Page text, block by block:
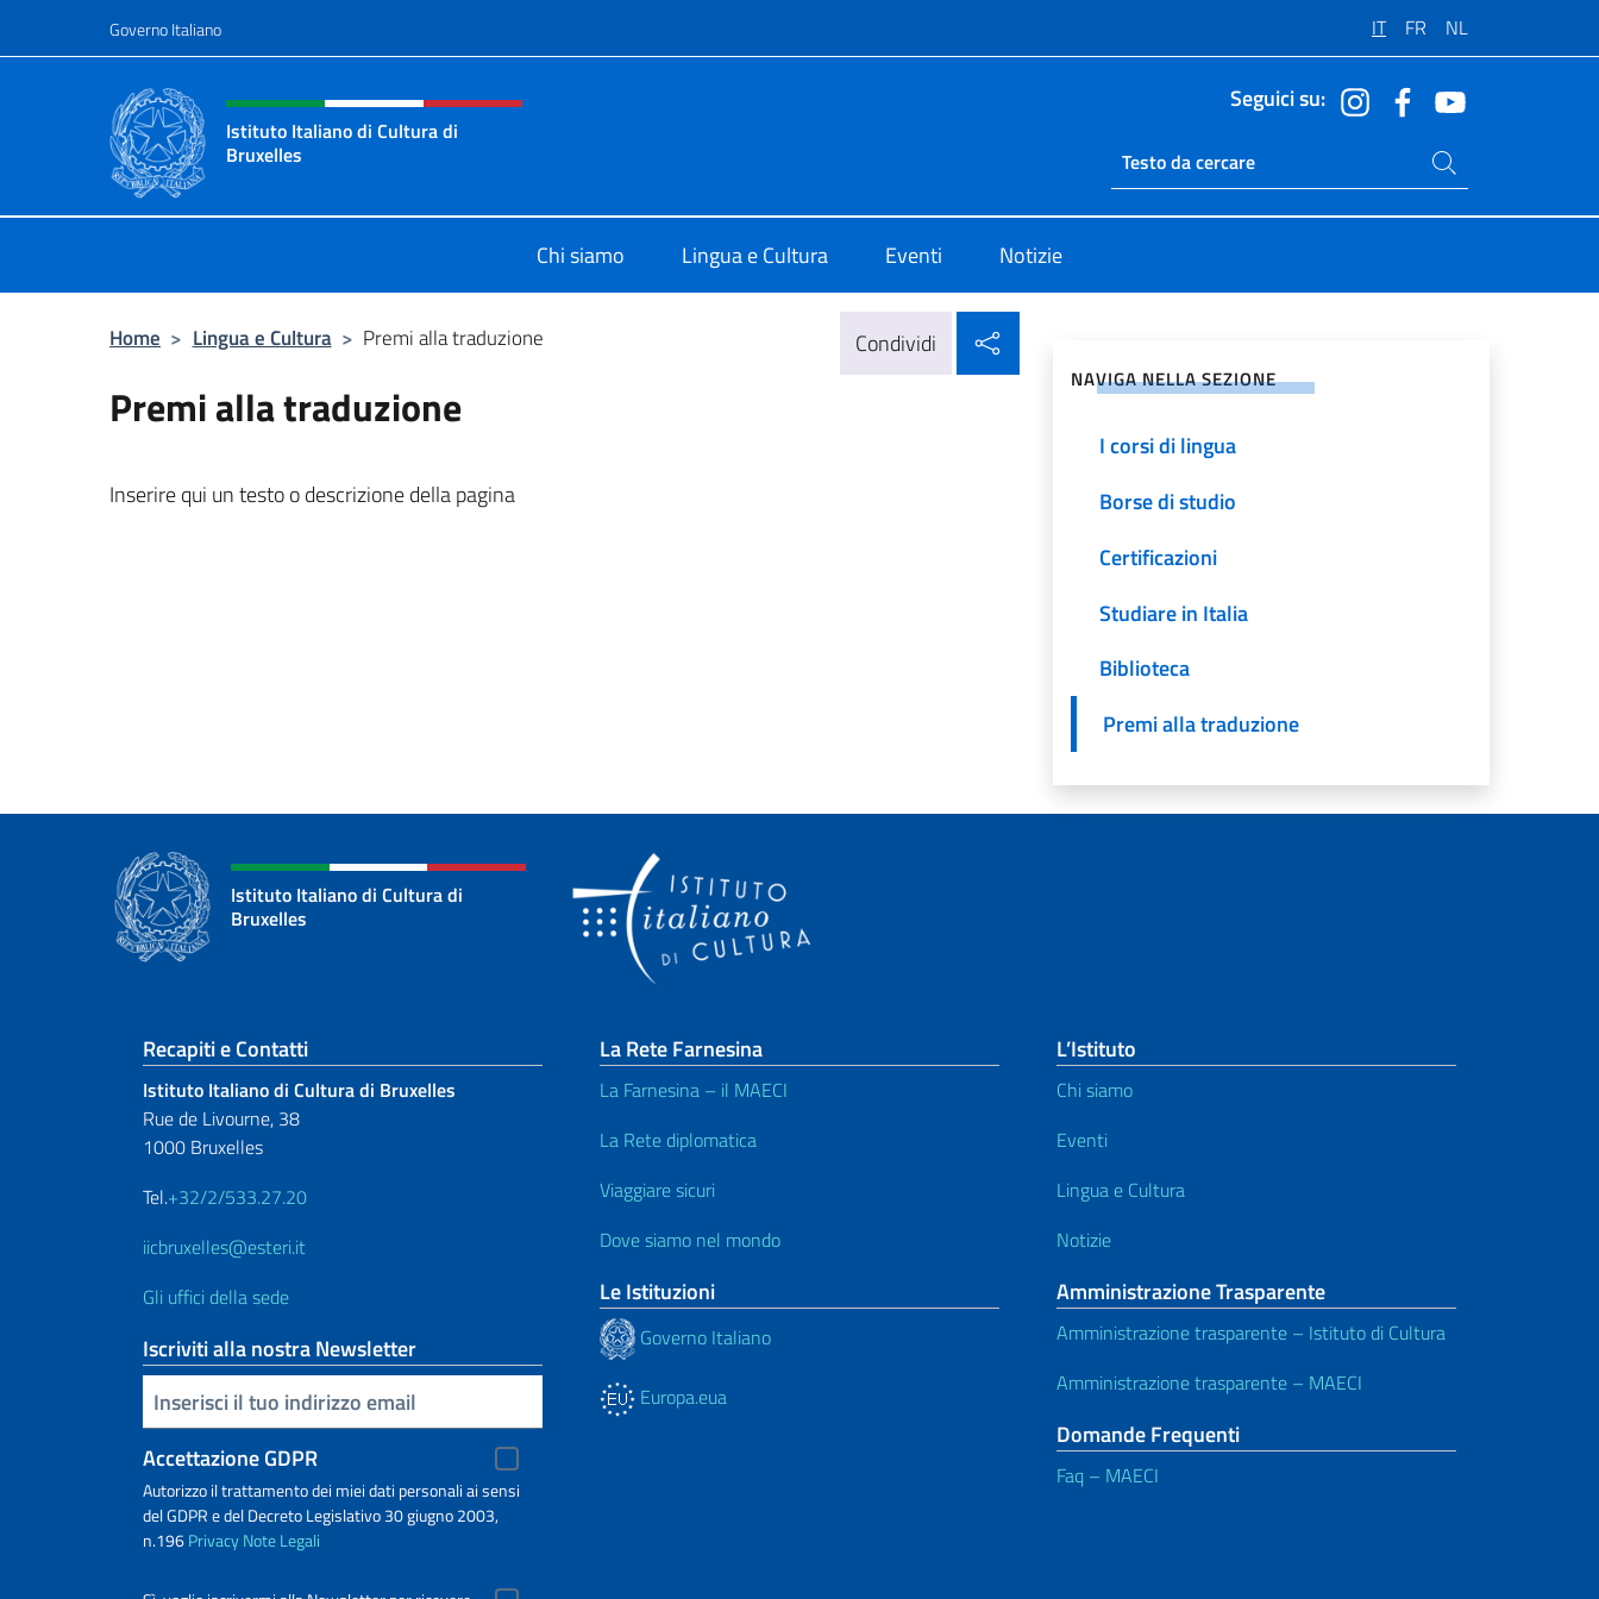
Governo Italiano IT FR NL
Intestazione sito, social e menù
Istituto Italiano di Cultura di
Bruxelles
Seguici su:
Ricerca sito live
Cerca nel sito
Chi siamo Lingua e Cultura Eventi Notizie
Home > Lingua e Cultura > Premi alla traduzione Condividi
Premi alla traduzione
Inserire qui un testo o descrizione della pagina
NAVIGA NELLA SEZIONE
I corsi di lingua
Borse di studio
Certificazioni
Studiare in Italia
Biblioteca
Premi alla traduzione
Istituto Italiano di Cultura di
Bruxelles
Sezione footer
Recapiti e Contatti
Istituto Italiano di Cultura di Bruxelles
Rue de Livourne, 38
1000 Bruxelles
Tel.+32/2/533.27.20
iicbruxelles@esteri.it
Gli uffici della sede
Iscriviti alla nostra Newsletter
Inserisci la tua email
Accettazione GDPR
Autorizzo il trattamento dei miei dati personali ai sensi
del GDPR e del Decreto Legislativo 30 giugno 2003,
n.196PrivacyNote Legali
La Rete Farnesina
La Farnesina – il MAECI
La Rete diplomatica
Viaggiare sicuri
Dove siamo nel mondo
Le Istituzioni
Governo Italiano
Europa.eua
L’Istituto
Chi siamo
Eventi
Lingua e Cultura
Notizie
Amministrazione Trasparente
Amministrazione trasparente – Istituto di Cultura
Amministrazione trasparente – MAECI
Domande Frequenti
Faq – MAECI